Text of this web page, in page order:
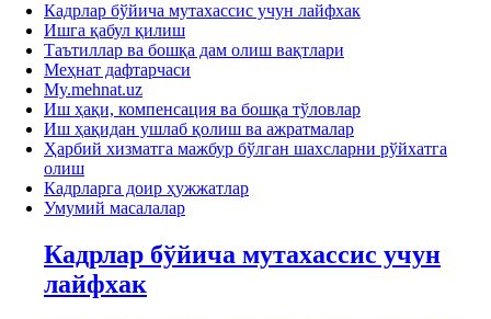
Кадрлар бўйича мутахассис учун лайфхак
Ишга қабул қилиш
Таътиллар ва бошқа дам олиш вақтлари
Меҳнат дафтарчаси
My.mehnat.uz
Иш ҳақи, компенсация ва бошқа тўловлар
Иш ҳақидан ушлаб қолиш ва ажратмалар
Ҳарбий хизматга мажбур бўлган шахсларни рўйхатга
олиш
Кадрларга доир ҳужжатлар
Умумий масалалар
Кадрлар бўйича мутахассис учун
лайфхак